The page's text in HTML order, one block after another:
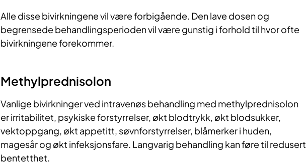
Alle disse bivirkningene vil være forbigående. Den lave dosen og
begrensede behandlingsperioden vil være gunstig i forhold til hvor ofte
bivirkningene forekommer.
Methylprednisolon
Vanlige bivirkninger ved intravenøs behandling med methylprednisolon
er irritabilitet, psykiske forstyrrelser, økt blodtrykk, økt blodsukker,
vektoppgang, økt appetitt, søvnforstyrrelser, blåmerker i huden,
magesår og økt infeksjonsfare. Langvarig behandling kan føre til redusert
bentetthet.